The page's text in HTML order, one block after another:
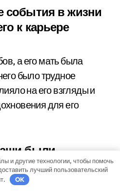
события в жизни
к карьере
а его мать была
было трудное
на его взгляды и
для его
были
время его
и другие технологии, чтобы помочь
лучший пользовательский
OK